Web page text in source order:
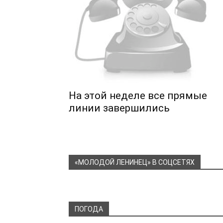
На этой неделе все прямые
линии завершились
«МОЛОДОЙ ЛЕНИНЕЦ» В СОЦСЕТЯХ
ПОГОДА